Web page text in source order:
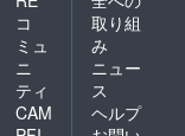
コ
ミュ
ニ
ティ
CAM
取り組
み
ニュー
ス
ヘルプ